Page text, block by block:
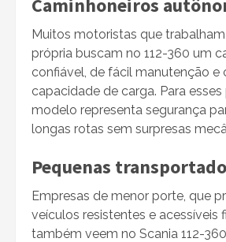
Caminhoneiros
Muitos motoristas que
própria buscam no 112-360 um
confiável, de fácil manutenção e
capacidade de carga. Para esses
modelo representa segurança
longas rotas sem surpresas
Pequenas
Empresas de menor porte, que
veículos resistentes e acessíveis
também veem no Scania 112-